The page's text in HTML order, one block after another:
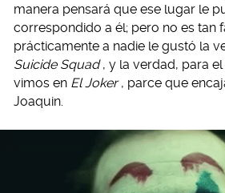
manera pensará que ese lugar le
correspondido a él; pero no es tan
prácticamente a nadie le gustó la
Suicide Squad , y la verdad, para
vimos en El Joker , parce que
Joaquin.